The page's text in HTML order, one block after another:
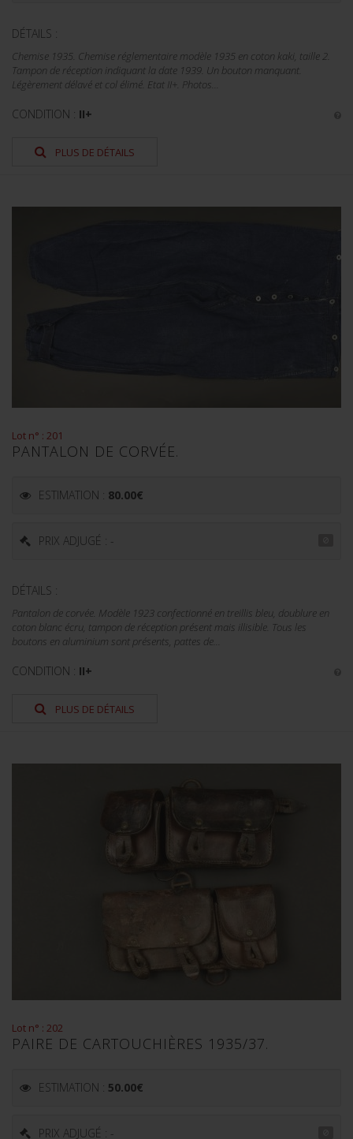
DÉTAILS :
Chemise 1935. Chemise réglementaire modèle 1935 en coton kaki, taille 2.
Tampon de réception indiquant la date 1939. Un bouton manquant.
Légèrement délavé et col élimé. Etat II+. Photos...
CONDITION : II+
PLUS DE DÉTAILS
Lot n° : 201
PANTALON DE CORVÉE.
ESTIMATION : 80.00€
PRIX ADJUGÉ : -
DÉTAILS :
Pantalon de corvée. Modèle 1923 confectionné en treillis bleu, doublure en
coton blanc écru, tampon de réception présent mais illisible. Tous les
boutons en aluminium sont présents, pattes de...
CONDITION : II+
PLUS DE DÉTAILS
Lot n° : 202
PAIRE DE CARTOUCHIÈRES 1935/37.
ESTIMATION : 50.00€
PRIX ADJUGÉ : -